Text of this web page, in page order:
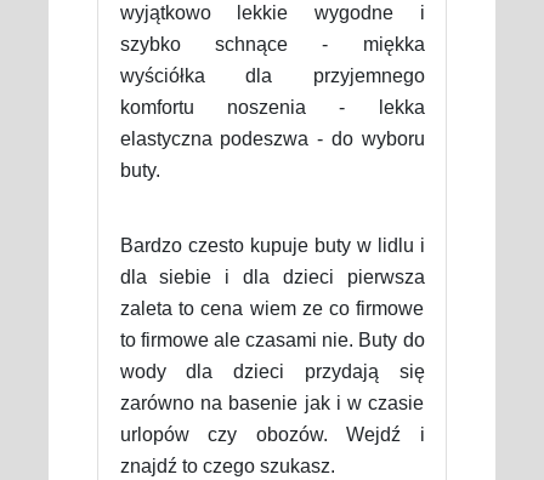
wyjątkowo lekkie wygodne i
szybko schnące - miękka
wyściółka dla przyjemnego
komfortu noszenia - lekka
elastyczna podeszwa - do wyboru
buty.
Bardzo czesto kupuje buty w lidlu i
dla siebie i dla dzieci pierwsza
zaleta to cena wiem ze co firmowe
to firmowe ale czasami nie. Buty do
wody dla dzieci przydają się
zarówno na basenie jak i w czasie
urlopów czy obozów. Wejdź i
znajdź to czego szukasz.